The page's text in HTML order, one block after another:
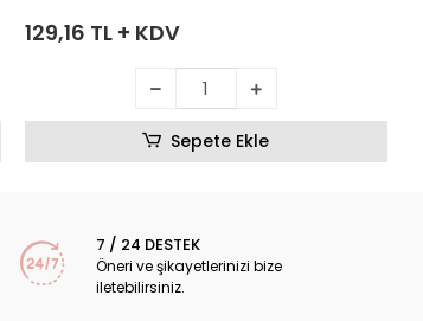
129,16 TL + KDV
Sepete Ekle
7 / 24 DESTEK
Öneri ve şikayetlerinizi bize
iletebilirsiniz.